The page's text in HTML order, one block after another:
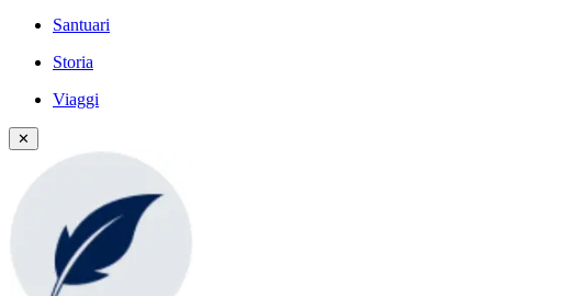
Santuari
Storia
Viaggi
✕